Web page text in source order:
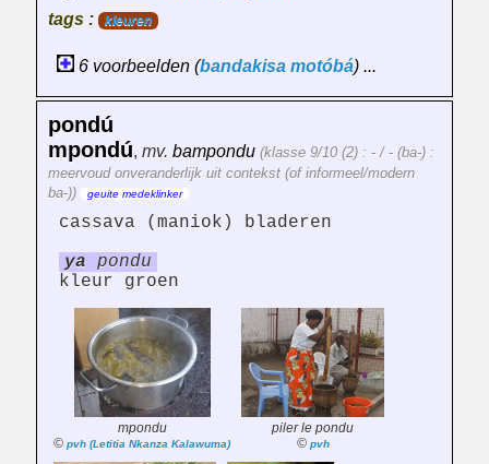
tags :
kleuren
6 voorbeelden (bandakisa motóbá) ...
pondú
mpondú, mv. bampondu (klasse 9/10 (2) : - / - (ba-) :
meervoud onveranderlijk uit contekst (of informeel/modern
ba-))
geuite medeklinker
cassava (maniok) bladeren
ya pondu
kleur groen
mpondu
© pvh (Letitia Nkanza Kalawuma)
piler le pondu
© pvh